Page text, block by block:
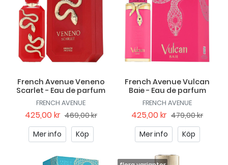
French Avenue Veneno
Scarlet - Eau de parfum
FRENCH AVENUE
425,00 kr 469,00 kr
Mer info
Köp
French Avenue Vulcan
Baie - Eau de parfum
FRENCH AVENUE
425,00 kr 479,00 kr
Mer info
Köp